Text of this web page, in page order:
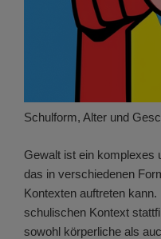
Schulform, Alter und
Gewalt ist ein komplexes
das in verschiedenen
Kontexten auftreten
schulischen Kontext
sowohl körperliche als